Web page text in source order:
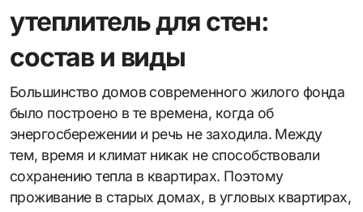
утеплитель для стен:
состав и виды
Большинство домов современного жилого фонда
было построено в те времена, когда об
энергосбережении и речь не заходила. Между
тем, время и климат никак не способствовали
сохранению тепла в квартирах. Поэтому
проживание в старых домах, в угловых квартирах,